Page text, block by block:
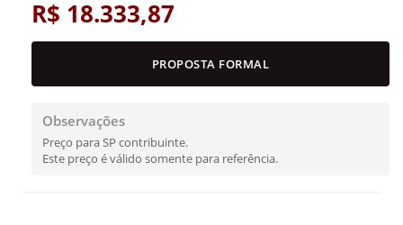
R$ 18.333,87
PROPOSTA FORMAL
Observações
Preço para SP contribuinte.
Este preço é válido somente para referência.